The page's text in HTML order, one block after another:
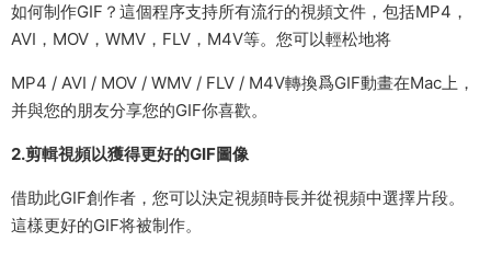
如何制作GIF？這個程序支持所有流行的視頻文件，包括MP4，
AVI，MOV，WMV，FLV，M4V等。您可以輕松地将
MP4 / AVI / MOV / WMV / FLV / M4V轉換爲GIF動畫在Mac上，
并與您的朋友分享您的GIF你喜歡。
2.剪輯視頻以獲得更好的GIF圖像
借助此GIF創作者，您可以決定視頻時長并從視頻中選擇片段。
這樣更好的GIF将被制作。